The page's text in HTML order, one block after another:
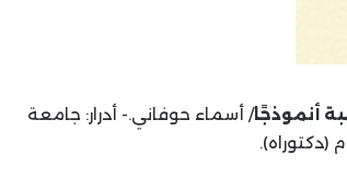
أنموذجًا/ أسماء حوفاني.- أدرار: جامعة